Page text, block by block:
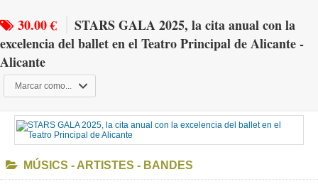
30.00 €
STARS GALA 2025, la cita anual con la
excelencia del ballet en el Teatro Principal de Alicante -
Alicante
Marcar como...
MÚSICS - ARTISTES - BANDES